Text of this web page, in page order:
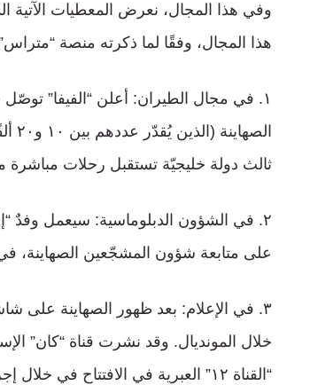
وفي هذا المجال، نعرض المعطيات الآتية
هذا المجال، وفقًا لما ذكرته منصة
١. في مجال الطيران: أعلن “الفيفا”
ثالث دولة خليجيّة تستقبل رحلات مباشرة
على متابعة شؤون المشجّعين الصهاينة،
٣. في الإعلام: بعد ظهور الصهاينة على
خلال المونديال. وقد نشرت قناة “كان”
“القناة ١٢” العبرية في الافتتاح في خلال إجراء مقابلات مع الحضور.